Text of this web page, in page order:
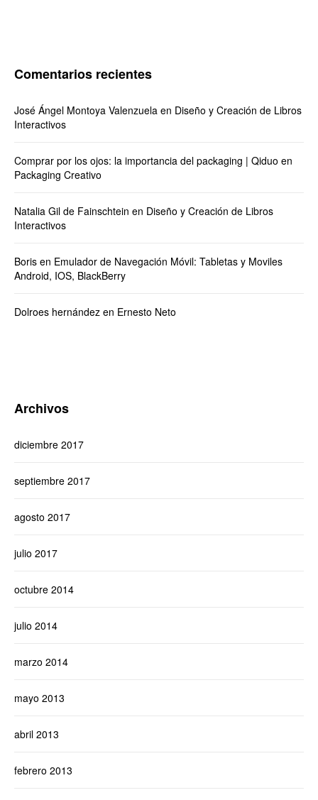
Comentarios recientes
José Ángel Montoya Valenzuela en Diseño y Creación de Libros
Interactivos
Comprar por los ojos: la importancia del packaging | Qiduo en
Packaging Creativo
Natalia Gil de Fainschtein en Diseño y Creación de Libros
Interactivos
Boris en Emulador de Navegación Móvil: Tabletas y Moviles
Android, IOS, BlackBerry
Dolroes hernández en Ernesto Neto
Archivos
diciembre 2017
septiembre 2017
agosto 2017
julio 2017
octubre 2014
julio 2014
marzo 2014
mayo 2013
abril 2013
febrero 2013